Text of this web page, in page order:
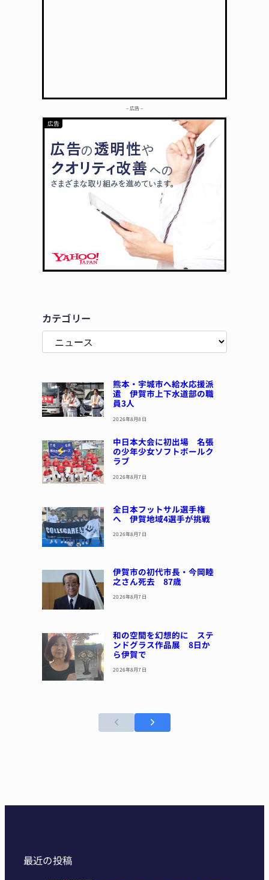
– 広告 –
カテゴリー
熊本・宇城市へ給水応援派
遣 伊賀市上下水道部の職
員3人
2026年8月8日
中日本大会に初出場 名張
の少年少女ソフトボールク
ラブ
2026年8月7日
全日本フットサル選手権
へ 伊賀地域4選手が挑戦
2026年8月7日
伊賀市の初代市長・今岡睦
之さん死去 87歳
2026年8月7日
和の空間を幻想的に ステ
ンドグラス作品展 8日か
ら伊賀で
2026年8月7日
最近の投稿